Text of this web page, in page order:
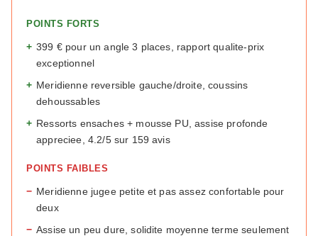
POINTS FORTS
+ 399 € pour un angle 3 places, rapport qualite-prix
exceptionnel
+ Meridienne reversible gauche/droite, coussins
dehoussables
+ Ressorts ensaches + mousse PU, assise profonde
appreciee, 4.2/5 sur 159 avis
POINTS FAIBLES
− Meridienne jugee petite et pas assez confortable pour
deux
− Assise un peu dure, solidite moyenne terme seulement